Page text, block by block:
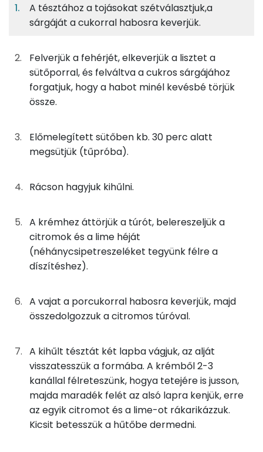
A tésztához
28gtojás
5gfinomliszt
18 kcal
5gcukor
1g sütőpor 0 kcal
42gtehéntúró
21gvaj
149 kcal
28gcitrom
4 kcal
21gporcukor
81 kcal
25glimelé
6 kcal
8gvaníliás pudingpor
29 kcal
17gnövényi tejszín
42 kcal
6%
24%
13%
TOP ásványi anyagok
Foszfor
Cink
Nátrium
Vas
Kolin:
Riboflavin - B2 vitamin:
Tiamin - B1 vitamin:
Fehérje
Összesen 11.7 g
A tésztához a tojásokat szétválasztjuk,a
sárgáját a cukorral habosra keverjük.
Felverjük a fehérjét, elkeverjük a lisztet a
sütőporral, és felváltva a cukros sárgájához
forgatjuk, hogy a habot minél kevésbé törjük
össze.
Előmelegített sütőben kb. 30 perc alatt
megsütjük (tűpróba).
Rácson hagyjuk kihűlni.
A krémhez áttörjük a túrót, belereszeljük a
citromok és a lime héját
(néhánycsipetreszeléket tegyünk félre a
díszítéshez).
A vajat a porcukorral habosra keverjük, majd
összedolgozzuk a citromos túróval.
A kihűlt tésztát két lapba vágjuk, az alját
visszatesszük a formába. A krémből 2-3
kanállal félreteszünk, hogya tetejére is jusson,
majda maradék felét az alsó lapra kenjük, erre
az egyik citromot és a lime-ot rákarikázzuk.
Kicsit betesszük a hűtőbe dermedni.